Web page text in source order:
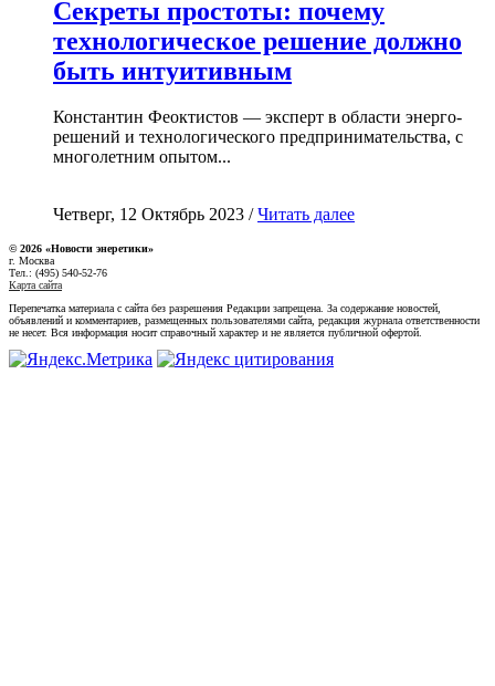
Секреты простоты: почему
технологическое решение должно
быть интуитивным
Константин Феоктистов — эксперт в области энерго-
решений и технологического предпринимательства, с
многолетним опытом...
Четверг, 12 Октябрь 2023 /Читать далее
© 2026 «Новости энеретики»
г. Москва
Тел.: (495) 540-52-76
Карта сайта
Перепечатка материала с сайта без разрешения Редакции запрещена. За содержание новостей,
объявлений и комментариев, размещенных пользователями сайта, редакция журнала ответственности
не несет. Вся информация носит справочный характер и не является публичной офертой.